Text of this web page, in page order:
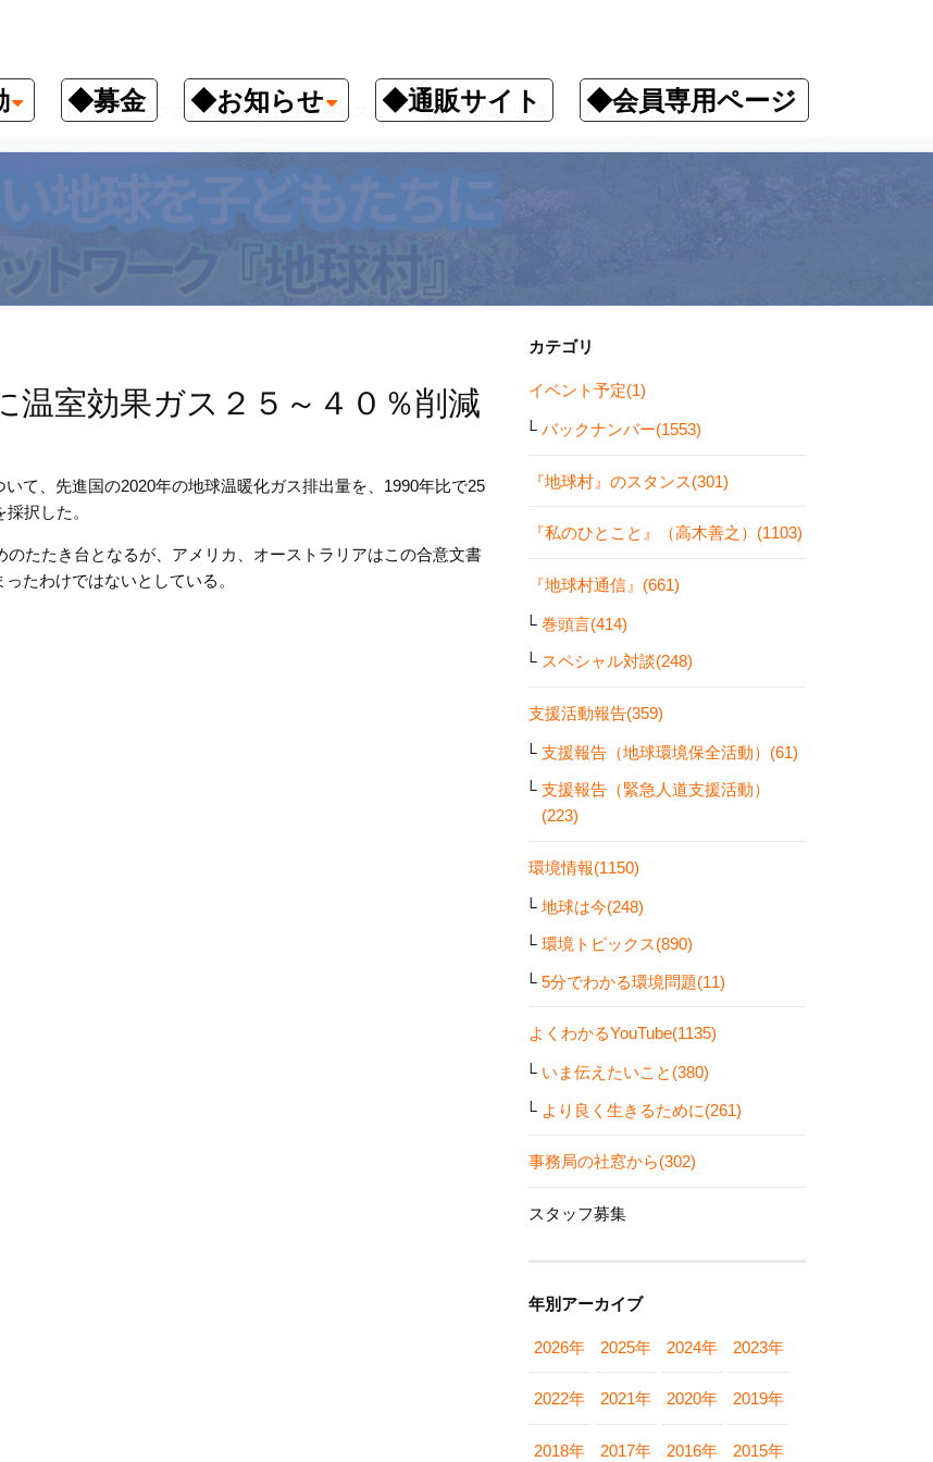
◆募金 ◆お知らせ ◆通販サイト ◆会員専用ページ
【環境トピックス】2020年に温室効果ガス２５～４０％削減が必要 （9月1日毎日新聞）
温室効果ガス２５～４０％削減
て、先進国の2020年の地球温暖化ガス排出量を、1990年比で25
択した。
たたき台となるが、アメリカ、オーストラリアはこの合意文書
たわけではないとしている。
カテゴリ
イベント予定(1)
バックナンバー(1553)
『地球村』のスタンス(301)
『私のひとこと』（高木善之）(1103)
『地球村通信』(661)
巻頭言(414)
スペシャル対談(248)
支援活動報告(359)
支援報告（地球環境保全活動）(61)
支援報告（緊急人道支援活動）
(223)
環境情報(1150)
地球は今(248)
環境トピックス(890)
5分でわかる環境問題(11)
よくわかるYouTube(1135)
いま伝えたいこと(380)
より良く生きるために(261)
事務局の社窓から(302)
スタッフ募集
年別アーカイブ
2026年 2025年 2024年 2023年
2022年 2021年 2020年 2019年
2018年 2017年 2016年 2015年